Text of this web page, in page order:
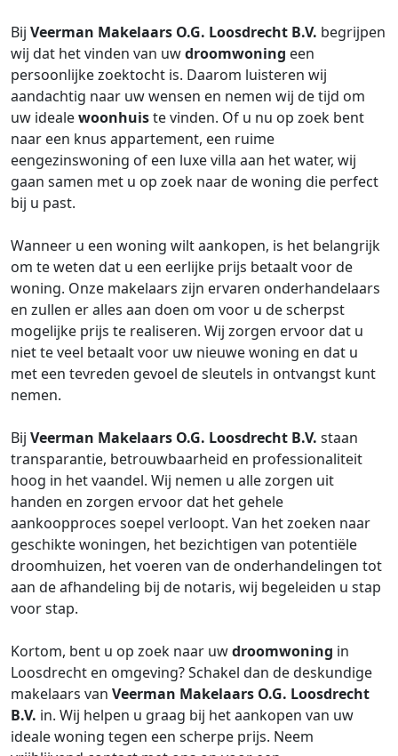
Bij Veerman Makelaars O.G. Loosdrecht B.V. begrijpen
wij dat het vinden van uwdroomwoning een
persoonlijke zoektocht is. Daarom luisteren wij
aandachtig naar uw wensen en nemen wij de tijd om
uw idealewoonhuiste vinden. Of u nu op zoek bent
naar een knus appartement, een ruime
eengezinswoning of een luxe villa aan het water, wij
gaan samen met u op zoek naar de woning die perfect
bij u past.
Wanneer u een woning wilt aankopen, is het belangrijk
om te weten dat u een eerlijke prijs betaalt voor de
woning. Onze makelaars zijn ervaren onderhandelaars
en zullen er alles aan doen om voor u de scherpst
mogelijke prijs te realiseren. Wij zorgen ervoor dat u
niet te veel betaalt voor uw nieuwe woning en dat u
met een tevreden gevoel de sleutels in ontvangst kunt
nemen.
Bij Veerman Makelaars O.G. Loosdrecht B.V. staan
transparantie, betrouwbaarheid en professionaliteit
hoog in het vaandel. Wij nemen u alle zorgen uit
handen en zorgen ervoor dat het gehele
aankoopproces soepel verloopt. Van het zoeken naar
geschikte woningen, het bezichtigen van potentiële
droomhuizen, het voeren van de onderhandelingen tot
aan de afhandeling bij de notaris, wij begeleiden u stap
voor stap.
Kortom, bent u op zoek naar uwdroomwoning in
Loosdrecht en omgeving? Schakel dan de deskundige
makelaars van Veerman Makelaars O.G. Loosdrecht
B.V. in. Wij helpen u graag bij het aankopen van uw
ideale woning tegen een scherpe prijs. Neem